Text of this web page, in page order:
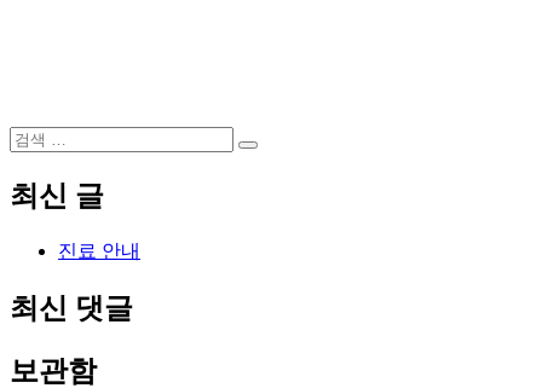
검
검
최신 글
진료 안내
최신 댓글
보관함